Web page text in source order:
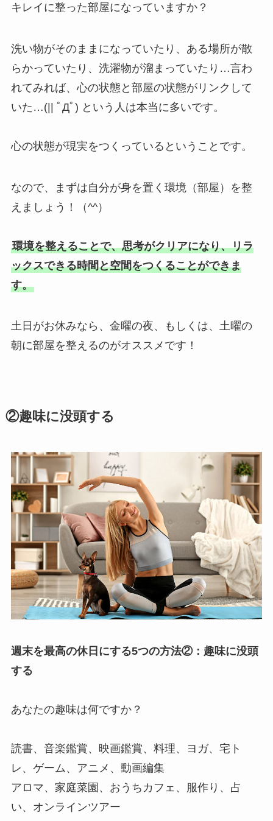
キレイに整った部屋になっていますか？
洗い物がそのままになっていたり、ある場所が散
らかっていたり、洗濯物が溜まっていたり…言わ
れてみれば、心の状態と部屋の状態がリンクして
いた…(|| ﾟДﾟ) という人は本当に多いです。
心の状態が現実をつくっているということです。
なので、まずは自分が身を置く環境（部屋）を整
えましょう！（^^）
環境を整えることで、思考がクリアになり、リラ
ックスできる時間と空間をつくることができま
す。
土日がお休みなら、金曜の夜、もしくは、土曜の
朝に部屋を整えるのがオススメです！
②趣味に没頭する
週末を最高の休日にする5つの方法②：趣味に没頭
する
あなたの趣味は何ですか？
読書、音楽鑑賞、映画鑑賞、料理、ヨガ、宅ト
レ、ゲーム、アニメ、動画編集
アロマ、家庭菜園、おうちカフェ、服作り、占
い、オンラインツアー